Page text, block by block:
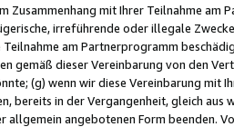
Zusammenhang mit Ihrer Teilnahme am
irreführende oder illegale
am Partnerprogramm
gemäß dieser Vereinbarung von den
(g) wenn wir diese Vereinbarung mit
bereits in der Vergangenheit, gleich
allgemein angebotenen Form beenden.